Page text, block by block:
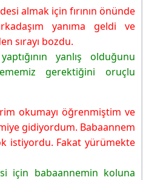
almak için fırının önünde
yanıma geldi ve
sırayı bozdu.
yanlış olduğunu
gerektiğini oruçlu
okumayı öğrenmiştim ve
gidiyordum. Babaannem
istiyordu. Fakat yürümekte
için babaannemin koluna